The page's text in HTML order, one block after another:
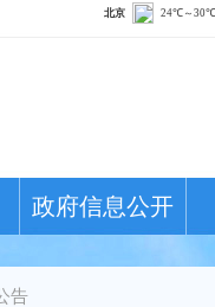
政府信息公开
告